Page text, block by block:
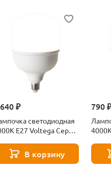
₽
светодиодная
Е27 Voltega Серия
В корзину
790